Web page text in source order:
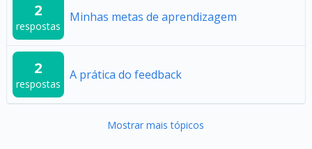
2
respostas
Minhas metas de aprendizagem
2
respostas
A prática do feedback
Mostrar mais tópicos